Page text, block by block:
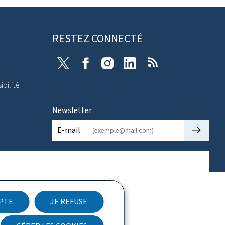
JE REFUSE
RESTEZ CONNECTÉ
FacebookInstagramLinkedin
Newsletter
E-mail
🡒